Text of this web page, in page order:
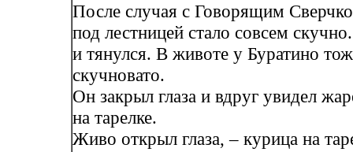
После случая с Говорящим
под лестницей стало совсем
и тянулся. В животе у Буратино
скучновато.
Он закрыл глаза и вдруг увидел
на тарелке.
Живо открыл глаза, – курица на